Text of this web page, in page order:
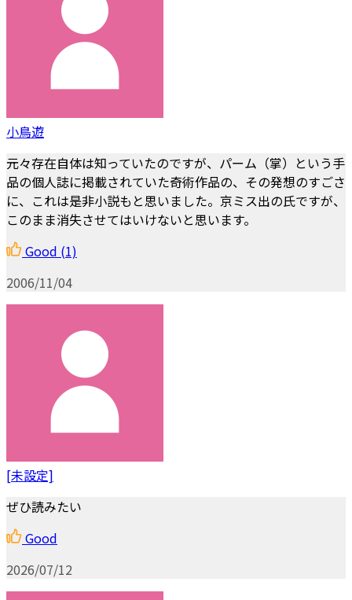
小鳥遊
元々存在自体は知っていたのですが、パーム（掌）という手
品の個人誌に掲載されていた奇術作品の、その発想のすごさ
に、これは是非小説もと思いました。京ミス出の氏ですが、
このまま消失させてはいけないと思います。
Good (1)
2006/11/04
[未設定]
ぜひ読みたい
Good
2026/07/12